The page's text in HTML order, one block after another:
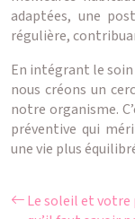
adaptées, une
régulière,
En intégrant le
nous créons un
notre organisme.
préventive qui
une vie plus
Le soleil et votre